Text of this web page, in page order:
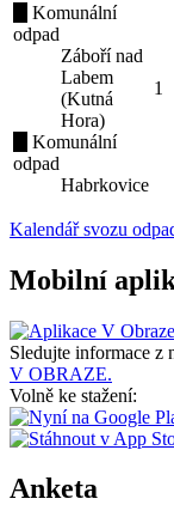
Komunální
odpad
Záboří nad
Labem
(Kutná
Hora)
Komunální
odpad
Habrkovice
1
Kalendář svozu
Mobilní
Sledujte informace z
V OBRAZE.
Volně ke stažení:
Anketa